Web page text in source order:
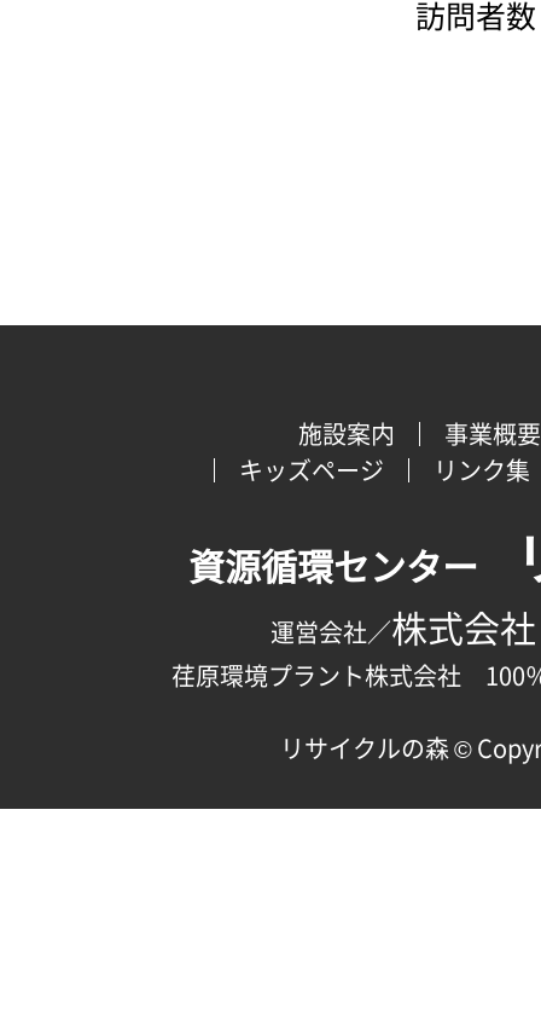
訪問者
施設案内
事業概要
キッズページ
リンク集
資源循環センター
運営会社／株式会
荏原環境プラント株式会社 100
リサイクルの森 ©